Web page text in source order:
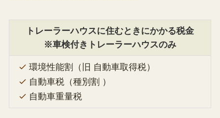
トレーラーハウスに住むときにかかる税金
※車検付きトレーラーハウスのみ
環境性能割（旧 自動車取得税）
自動車税（種別割 ）
自動車重量税